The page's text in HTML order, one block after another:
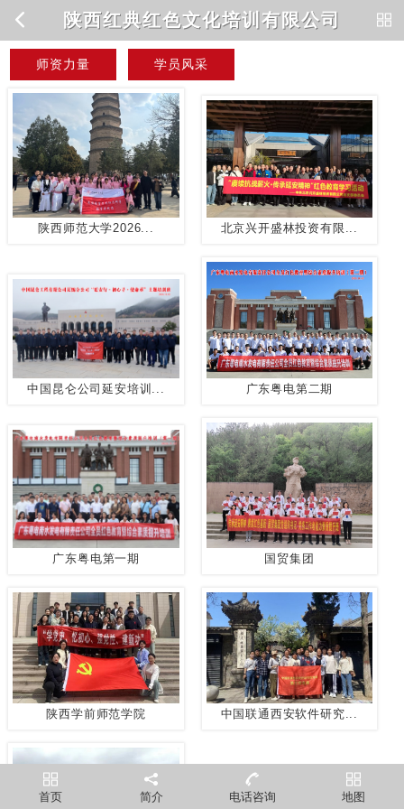
陕西红典红色文化培训有限公司
师资力量 学员风采
陕西师范大学2026... 北京兴开盛林投资有限...
中国昆仑公司延安培训... 广东粤电第二期
广东粤电第一期 国贸集团
陕西学前师范学院 中国联通西安软件研究...
首页 简介 电话咨询 地图